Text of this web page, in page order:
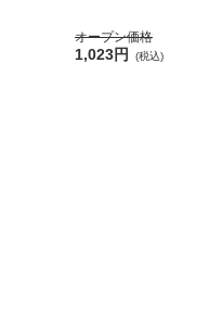
オープン価格
1,023円 (税込)